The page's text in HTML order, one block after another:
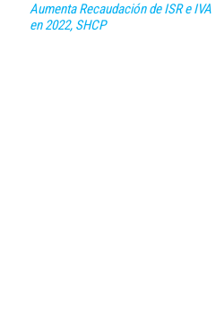
Aumenta Recaudación de ISR e IVA
en 2022, SHCP